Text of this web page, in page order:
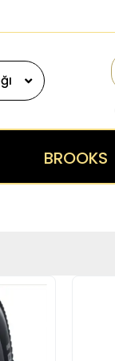
BROOKS